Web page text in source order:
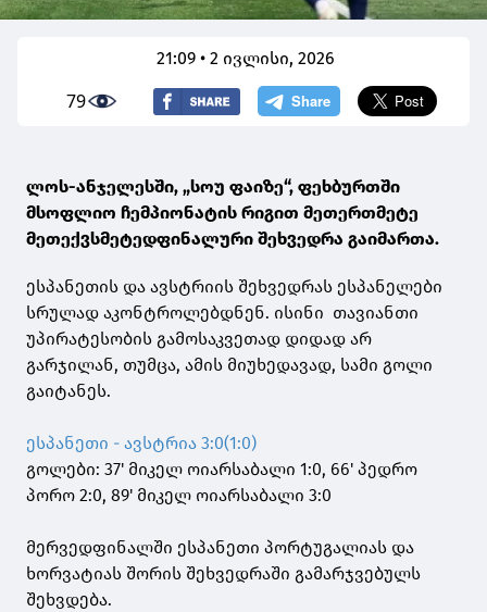
21:09 • 2 ივლისი, 2026
79
ლოს-ანჯელესში, „სოუ ფაიზე“, ფეხბურთში
მსოფლიო ჩემპიონატის რიგით მეთერთმეტე
მეთექვსმეტედფინალური შეხვედრა გაიმართა.
ესპანეთის და ავსტრიის შეხვედრას ესპანელები
სრულად აკონტროლებდნენ. ისინი თავიანთი
უპირატესობის გამოსაკვეთად დიდად არ
გარჯილან, თუმცა, ამის მიუხედავად, სამი გოლი
გაიტანეს.
ესპანეთი - ავსტრია 3:0(1:0)
გოლები: 37' მიკელ ოიარსაბალი 1:0, 66' პედრო
პორო 2:0, 89' მიკელ ოიარსაბალი 3:0
მერვედფინალში ესპანეთი პორტუგალიას და
ხორვატიას შორის შეხვედრაში გამარჯვებულს
შეხვდება.